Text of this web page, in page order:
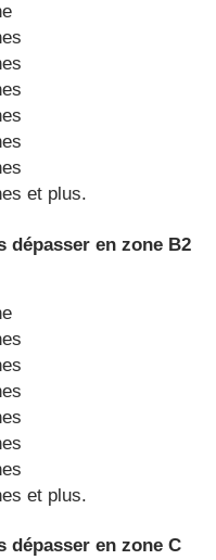
et plus.
dépasser en zone B2
et plus.
dépasser en zone C